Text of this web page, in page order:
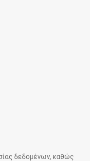
δεδομένων, καθώς